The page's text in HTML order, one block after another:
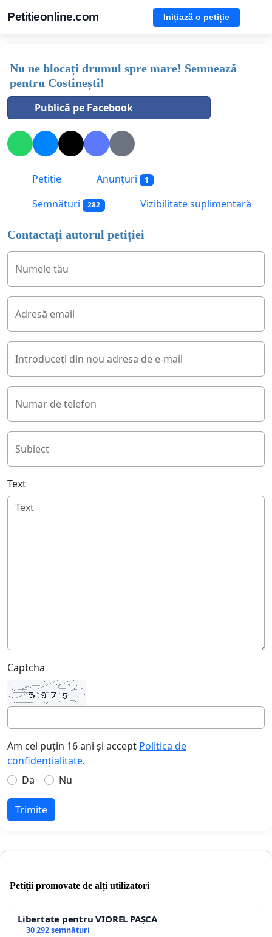
Petitieonline.com Inițiază o petiție
Nu ne blocați drumul spre mare! Semnează
pentru Costinești!
Publică pe Facebook
Petitie Anunțuri 1
Semnături 282 Vizibilitate suplimentară
Contactați autorul petiției
Numele tău
Adresă email
Introduceți din nou adresa de e-mail
Numar de telefon
Subiect
Text
Captcha
Am cel puțin 16 ani și accept Politica de
confidențialitate.
Da
Nu
Trimite
Petiții promovate de alți utilizatori
Libertate pentru VIOREL PAȘCA
30 292 semnături